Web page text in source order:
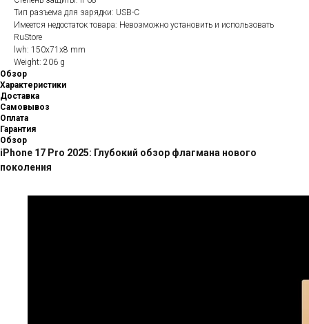
Тип разъема для зарядки: USB-C
Имеется недостаток товара: Невозможно установить и использовать
RuStore
lwh: 150x71x8 mm
Weight: 206 g
Обзор
Характеристики
Доставка
Самовывоз
Оплата
Гарантия
Обзор
iPhone 17 Pro 2025: Глубокий обзор флагмана нового
поколения